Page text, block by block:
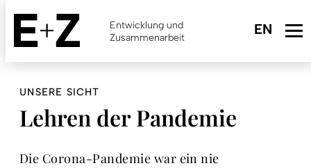
Skip
main
content
Entwicklung und
Zusammenarbeit
UNSERE SICHT
Lehren der Pandemie
Die Corona-Pandemie war ein nie